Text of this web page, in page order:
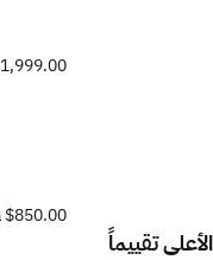
$850.00
الأعلى تقييماً